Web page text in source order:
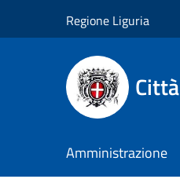
Regione Liguria
Amministrazione